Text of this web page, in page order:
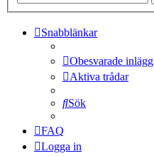
Snabblänkar
Obesvarade inlägg
Aktiva trådar
Sök
FAQ
Logga in